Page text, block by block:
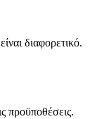
διαφορετικό.
προϋποθέσεις.